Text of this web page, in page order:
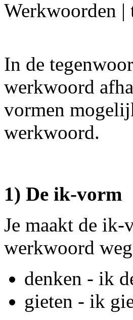
Werkwoorden
In de
werkwoord
vormen
werkwoord.
1) De ik-vorm
Je maakt de ik-
werkwoord
denken - ik
gieten - ik